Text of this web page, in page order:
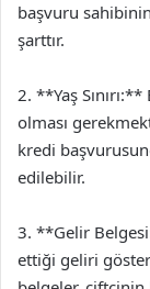
başvuru
şarttır.
2. **Yaş
olması
kredi
edilebilir.
3. **Gelir
ettiği geliri